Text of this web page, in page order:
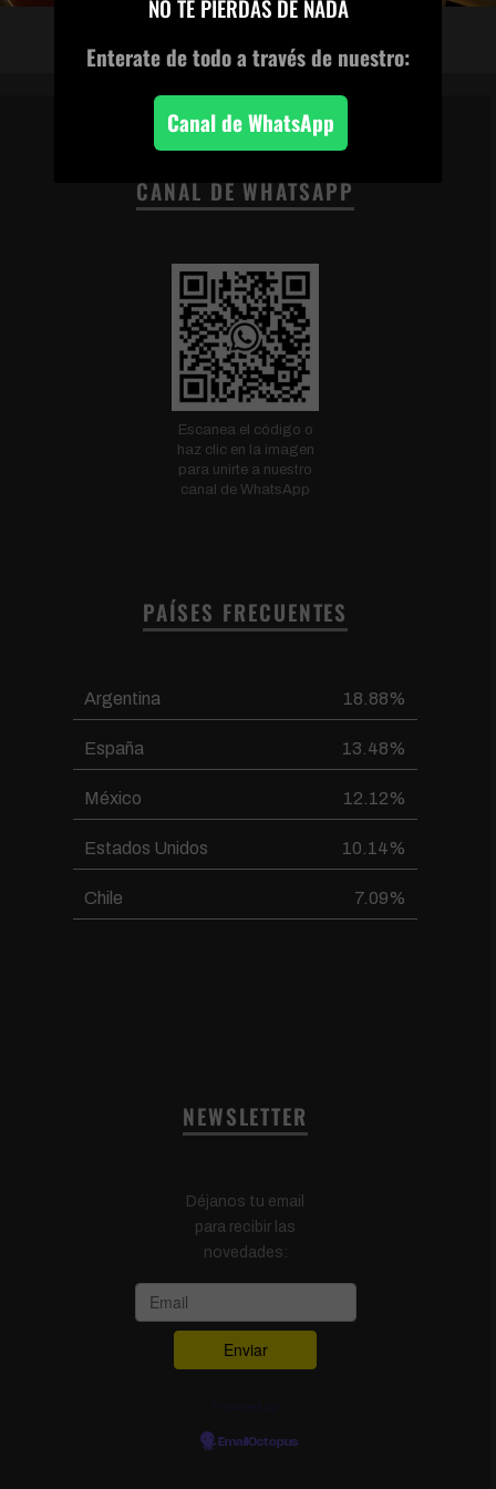
CANAL DE WHATSAPP
Escanea el código o
haz clic en la imagen
para unirte a nuestro
canal de WhatsApp
PAÍSES FRECUENTES
Argentina 18.88%
España 13.48%
México 12.12%
Estados Unidos 10.14%
Chile 7.09%
NEWSLETTER
Déjanos tu email
para recibir las
novedades:
EmailOctopus
NO TE PIERDAS DE NADA
Enterate de todoa través de nuestro:
Canal de WhatsApp